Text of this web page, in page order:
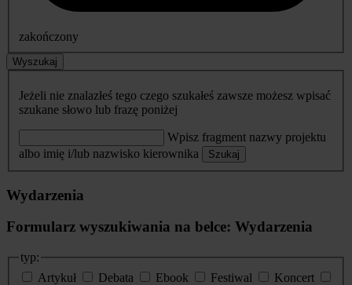
zakończony
Wyszukaj
Jeżeli nie znalazłeś tego czego szukałeś zawsze możesz wpisać
szukane słowo lub frazę poniżej
Wpisz fragment nazwy projektu
albo imię i/lub nazwisko kierownika
Szukaj
Wydarzenia
Formularz wyszukiwania na belce: Wydarzenia
typ:
Artykuł
Debata Ebook Festiwal
Koncert